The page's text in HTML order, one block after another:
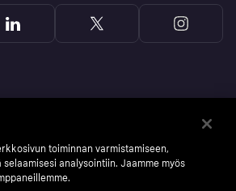
toiminnan varmistamiseen,
analysointiin. Jaamme myös